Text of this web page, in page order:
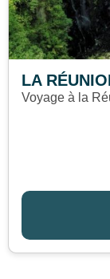
LA
Voyage à la